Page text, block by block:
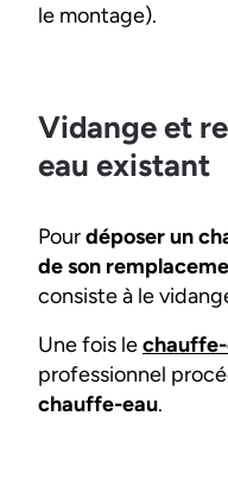
le montage).
Vidange et
eau existant
Pourdéposer un
de son
consiste à le
Une fois le
professionnel
chauffe-eau.